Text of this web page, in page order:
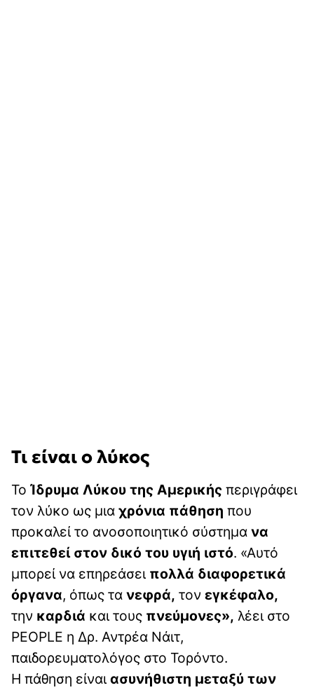
Τι είναι ο λύκος
Το Ίδρυμα Λύκου της Αμερικής περιγράφει
τον λύκο ως μια χρόνια πάθηση που
προκαλεί το ανοσοποιητικό σύστημα να
επιτεθεί στον δικό του υγιή ιστό. «Αυτό
μπορεί να επηρεάσει πολλά διαφορετικά
όργανα, όπως τα νεφρά, τον εγκέφαλο,
την καρδιά και τους πνεύμονες», λέει στο
PEOPLE η Δρ. Αντρέα Νάιτ,
παιδορευματολόγος στο Τορόντο.
Η πάθηση είναι ασυνήθιστη μεταξύ των